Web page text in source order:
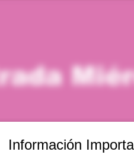
Información